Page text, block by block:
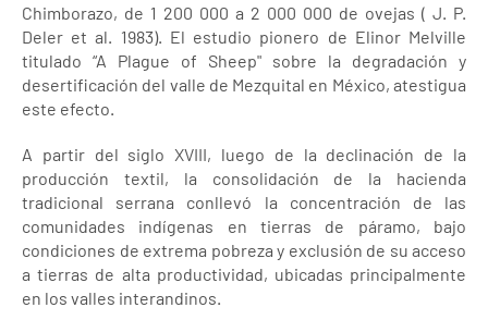
Chimborazo, de 1 200 000 a 2 000 000 de ovejas ( J. P.
Deler et al. 1983). El estudio pionero de Elinor Melville
titulado “A Plague of Sheep" sobre la degradación y
desertificación del valle de Mezquital en México, atestigua
este efecto.
A partir del siglo XVIII, luego de la declinación de la
producción textil, la consolidación de la hacienda
tradicional serrana conllevó la concentración de las
comunidades indígenas en tierras de páramo, bajo
condiciones de extrema pobreza y exclusión de su acceso
a tierras de alta productividad, ubicadas principalmente
en los valles interandinos.